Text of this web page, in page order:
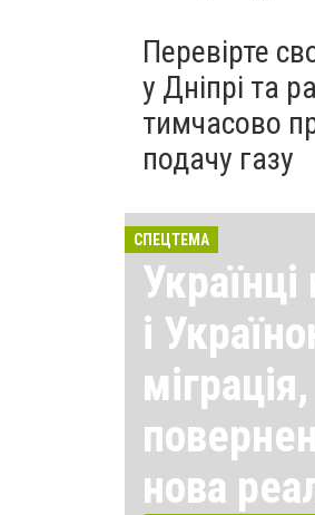
Перевірте
у Дніпрі та
тимчасово
подачу газу
СПЕЦТЕМА
і
міграція,
нова